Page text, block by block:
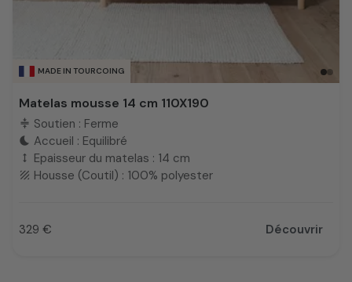
MADE IN TOURCOING
Matelas mousse 14 cm 110X190
compress Soutien : Ferme
bedtime Accueil : Equilibré
height Epaisseur du matelas : 14 cm
texture Housse (Coutil) : 100% polyester
Prix
329 € Découvrir